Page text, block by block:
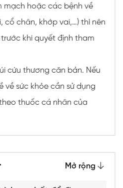
mạch hoặc các bệnh về
cổ chân, khớp vai,…) thì nên
khi quyết định tham
cứu thương căn bản. Nếu
về sức khỏe cần sử dụng
thuốc cá nhân của
Mở rộng